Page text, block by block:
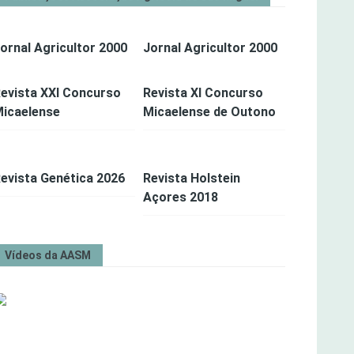
Agricultor 2000 Jornal Agricultor 2000
XXI Concurso
Revista XI Concurso
Micaelense de Outono
Genética 2026
Revista Holstein
Açores 2018
Vídeos da AASM